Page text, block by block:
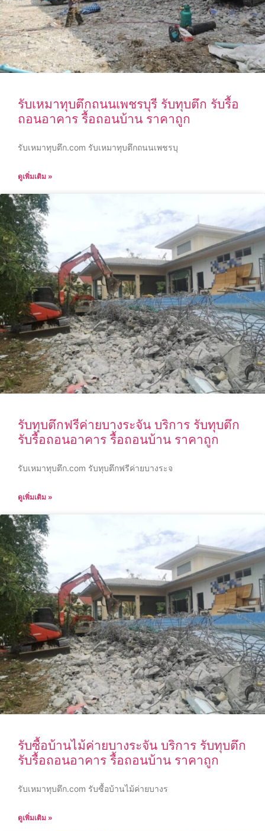
รับเหมาทุบตึกถนนเพชรบุรี รับทุบตึก รับรื้อ
ถอนอาคาร รื้อถอนบ้าน ราคาถูก
รับเหมาทุบตึก.com รับเหมาทุบตึกถนนเพชรบุ
ดูเพิ่มเติม »
รับทุบตึกฟรีค่ายบางระจัน บริการ รับทุบตึก
รับรื้อถอนอาคาร รื้อถอนบ้าน ราคาถูก
รับเหมาทุบตึก.com รับทุบตึกฟรีค่ายบางระจ
ดูเพิ่มเติม »
รับซื้อบ้านไม้ค่ายบางระจัน บริการ รับทุบตึก
รับรื้อถอนอาคาร รื้อถอนบ้าน ราคาถูก
รับเหมาทุบตึก.com รับซื้อบ้านไม้ค่ายบางร
ดูเพิ่มเติม »